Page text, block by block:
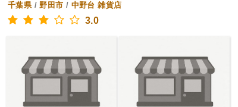
千葉県/野田市 / 中野台 雑貨店
3.0